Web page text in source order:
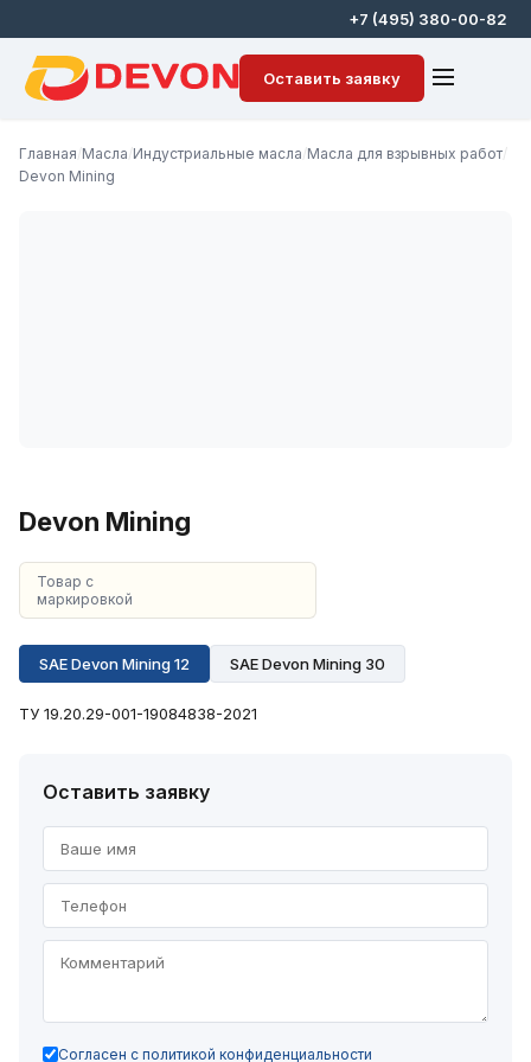
+7 (495) 380-00-82
Оставить заявку
Главная Масла Индустриальные масла Масла для взрывных работ
Devon Mining
Devon Mining
Товар с
маркировкой
SAE Devon Mining 12 SAE Devon Mining 30
ТУ 19.20.29-001-19084838-2021
Оставить заявку
Согласен с политикой конфиденциальности